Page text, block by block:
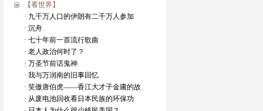
【看世界】
· 九千万人口的伊朗有二千万人参加
· 沉舟
· 七十年前一首流行歌曲
· 老人政治何时了？
· 万圣节前话鬼神
· 我与万润南的旧事回忆
· 笑傲唐伯虎——香江大才子金庸的故
· 从废电池回收看日本民族的环保功